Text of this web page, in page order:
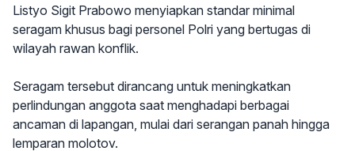
Listyo Sigit Prabowo menyiapkan standar minimal
seragam khusus bagi personel Polri yang bertugas di
wilayah rawan konflik.
Seragam tersebut dirancang untuk meningkatkan
perlindungan anggota saat menghadapi berbagai
ancaman di lapangan, mulai dari serangan panah hingga
lemparan molotov.